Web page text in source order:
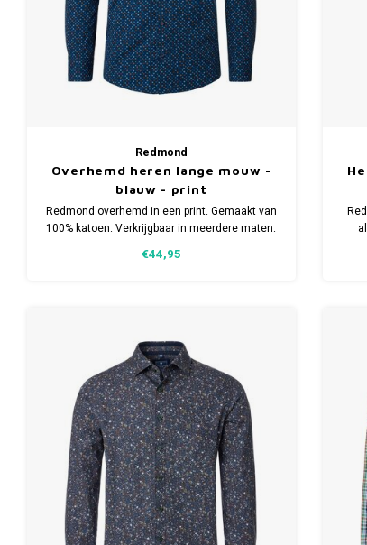
Redmond
Overhemd heren lange mouw -
blauw - print
Redmond overhemd in een print. Gemaakt van
100% katoen. Verkrijgbaar in meerdere maten.
€44,95